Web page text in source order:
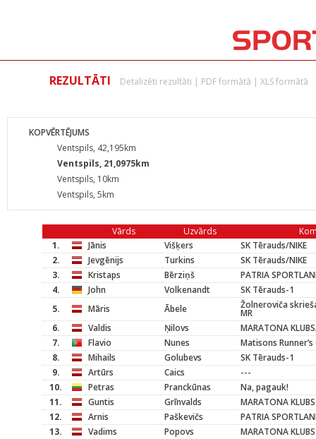
REZULTĀTI Detalizēti rezultāti | PDF formātā | XLS formātā
KOPVĒRTĒJUMS
Ventspils, 42,195km
Ventspils, 21,0975km
Ventspils, 10km
Ventspils, 5km
Vārds Uzvārds
1.
Jānis Višķers
SK Tērauds/NIKE
2.
Jevgēnijs Turkins
SK Tērauds/NIKE
3.
Kristaps Bērziņš
PATRIA
4.
John Volkenandt
SK Tērauds-1
5.
Māris Ābele Žolneroviča
MR
6.
Valdis Ņilovs
MARATONA
7.
Flavio Nunes
Matisons
8.
Mihails Golubevs
SK Tērauds-1
9.
Artūrs Caics
---
10.
Petras Pranckūnas
Na, pagauk!
11.
Guntis Grīnvalds
MARATONA KLUBS
12.
Arnis Paškevičs
PATRIA
13.
Vadims Popovs
MARATONA KLUBS